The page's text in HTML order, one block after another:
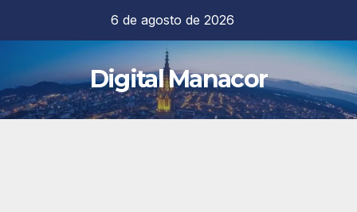
contenido
6 de agosto de 2026
Digital Manacor